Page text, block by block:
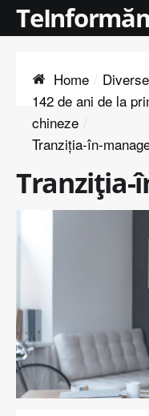
Home
Diverse
142 de ani de la
chineze
Tranziția-în-
Tranziția-